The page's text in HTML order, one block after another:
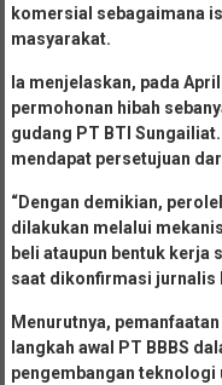
komersial sebagaimana
masyarakat.
Ia menjelaskan, pada
permohonan hibah
gudang PT BTI
mendapat persetujuan
“Dengan demikian,
dilakukan melalui
beli ataupun bentuk kerja
saat dikonfirmasi jurnalis
Menurutnya,
langkah awal PT BBBS
pengembangan